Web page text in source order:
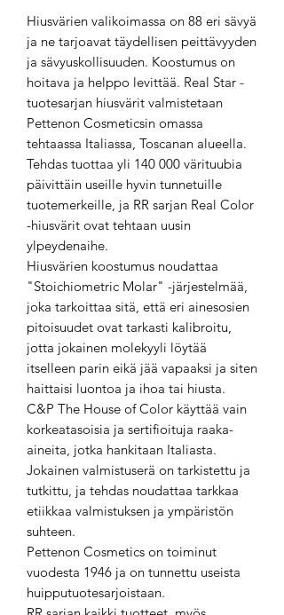
Hiusvärien valikoimassa on 88 eri sävyä
ja ne tarjoavat täydellisen peittävyyden
ja sävyuskollisuuden. Koostumus on
hoitava ja helppo levittää. Real Star -
tuotesarjan hiusvärit valmistetaan
Pettenon Cosmeticsin omassa
tehtaassa Italiassa, Toscanan alueella.
Tehdas tuottaa yli 140 000 värituubia
päivittäin useille hyvin tunnetuille
tuotemerkeille, ja RR sarjan Real Color
-hiusvärit ovat tehtaan uusin
ylpeydenaihe.
Hiusvärien koostumus noudattaa
"Stoichiometric Molar" -järjestelmää,
joka tarkoittaa sitä, että eri ainesosien
pitoisuudet ovat tarkasti kalibroitu,
jotta jokainen molekyyli löytää
itselleen parin eikä jää vapaaksi ja siten
haittaisi luontoa ja ihoa tai hiusta.
C&P The House of Color käyttää vain
korkeatasoisia ja sertifioituja raaka-
aineita, jotka hankitaan Italiasta.
Jokainen valmistuserä on tarkistettu ja
tutkittu, ja tehdas noudattaa tarkkaa
etiikkaa valmistuksen ja ympäristön
suhteen.
Pettenon Cosmetics on toiminut
vuodesta 1946 ja on tunnettu useista
huipputuotesarjoistaan.